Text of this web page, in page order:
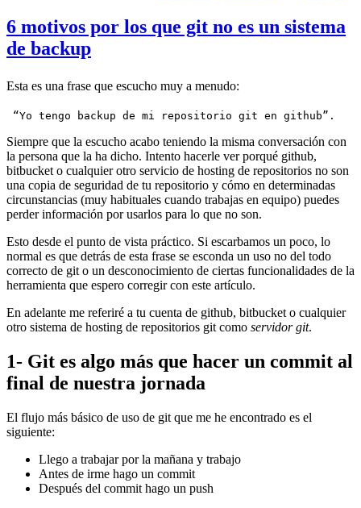
6 motivos por los que git no es un sistema
de backup
Esta es una frase que escucho muy a menudo:
“Yo tengo backup de mi repositorio git en github”.
Siempre que la escucho acabo teniendo la misma conversación con
la persona que la ha dicho. Intento hacerle ver porqué github,
bitbucket o cualquier otro servicio de hosting de repositorios no son
una copia de seguridad de tu repositorio y cómo en determinadas
circunstancias (muy habituales cuando trabajas en equipo) puedes
perder información por usarlos para lo que no son.
Esto desde el punto de vista práctico. Si escarbamos un poco, lo
normal es que detrás de esta frase se esconda un uso no del todo
correcto de git o un desconocimiento de ciertas funcionalidades de la
herramienta que espero corregir con este artículo.
En adelante me referiré a tu cuenta de github, bitbucket o cualquier
otro sistema de hosting de repositorios git como servidor git.
1- Git es algo más que hacer un commit al
final de nuestra jornada
El flujo más básico de uso de git que me he encontrado es el
siguiente:
Llego a trabajar por la mañana y trabajo
Antes de irme hago un commit
Después del commit hago un push